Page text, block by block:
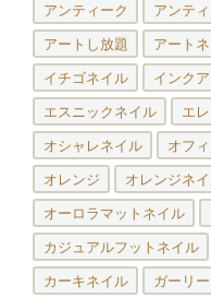
アンティーク アンテ
アートし放題 アート
イチゴネイル インクア
エスニックネイル エ
オシャレネイル オフ
オレンジ オレンジネ
オーロラマットネイル
カジュアルフットネイル
カーキネイル ガーリ